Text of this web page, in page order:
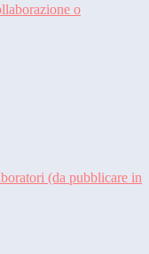
o
(da pubblicare in